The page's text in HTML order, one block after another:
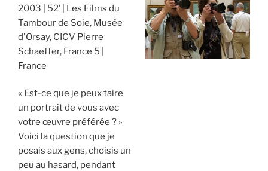
2003 52’
Les Films du
Tambour de Soie, Musée
d'Orsay, CICV Pierre
Schaeffer, France 5
France
« Est-ce que je peux faire
un portrait de vous avec
votre œuvre préférée ? »
Voici la question que je
posais aux gens, choisis un
peu au hasard, pendant